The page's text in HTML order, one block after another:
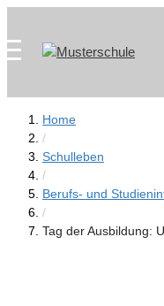
springen
content
Home
/
Schulleben
/
Berufs- und
/
Tag der Ausbildung: